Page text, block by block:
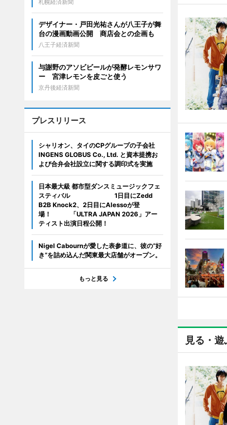
見る・遊
札幌経済新聞
デザイナー・戸田光祐さんが八王子が舞
台の漫画動画公開 商店会との企画も
八王子経済新聞
与謝野のアソビビールが発酵レモンサワ
ー 宮津レモンを皮ごと使う
京丹後経済新聞
プレスリリース
シャリオン、タイのCPグループの子会社
INGENS GLOBUS Co., Ltd. と資本提携お
よび合弁会社設立に関する調印式を実施
日本最大級 都市型ダンスミュージックフェ
スティバル 1日目にZedd
B2B Knock2、2日目にAlessoが登
場！ 「ULTRA JAPAN 2026」アー
ティスト出演日程公開！
Nigel Cabournが愛した表参道に、彼の“好
き”を詰め込んだ関東最大店舗がオープン。
もっと見る